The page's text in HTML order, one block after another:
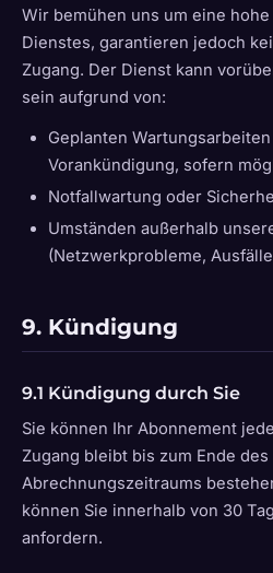
Wir bemühen uns um eine
Dienstes, garantieren jedoch
Zugang. Der Dienst kann
sein aufgrund von:
Geplanten
Vorankündigung, sofern
Notfallwartung oder
Umständen außerhalb
(Netzwerkprobleme,
9. Kündigung
9.1 Kündigung durch Sie
Sie können Ihr Abonnement
Zugang bleibt bis zum Ende
Abrechnungszeitraums
können Sie innerhalb von 30
anfordern.